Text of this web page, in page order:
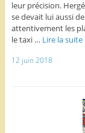
leur précision.
se devait lui aussi
attentivement les
le taxi … Lire la suite
12 juin 2018